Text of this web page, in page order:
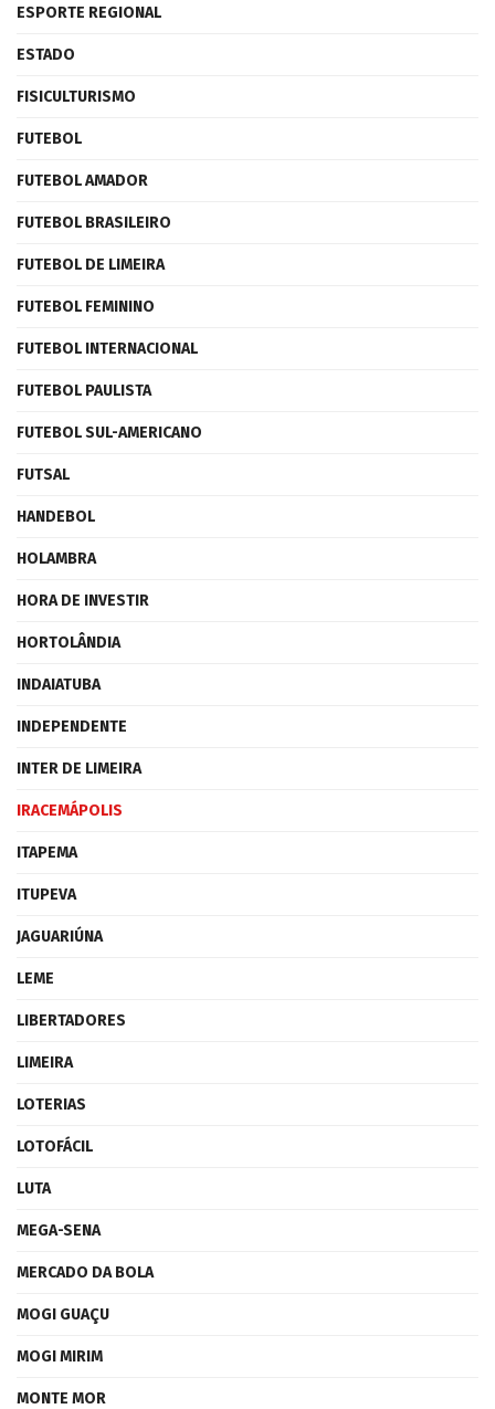
ESPORTE REGIONAL
ESTADO
FISICULTURISMO
FUTEBOL
FUTEBOL AMADOR
FUTEBOL BRASILEIRO
FUTEBOL DE LIMEIRA
FUTEBOL FEMININO
FUTEBOL INTERNACIONAL
FUTEBOL PAULISTA
FUTEBOL SUL-AMERICANO
FUTSAL
HANDEBOL
HOLAMBRA
HORA DE INVESTIR
HORTOLÂNDIA
INDAIATUBA
INDEPENDENTE
INTER DE LIMEIRA
IRACEMÁPOLIS
ITAPEMA
ITUPEVA
JAGUARIÚNA
LEME
LIBERTADORES
LIMEIRA
LOTERIAS
LOTOFÁCIL
LUTA
MEGA-SENA
MERCADO DA BOLA
MOGI GUAÇU
MOGI MIRIM
MONTE MOR